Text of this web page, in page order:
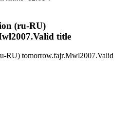
(ru-RU)
title
RU) tomorrow.fajr.Mwl2007.Valid